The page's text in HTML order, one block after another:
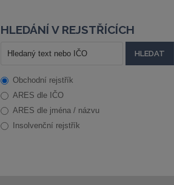
HLEDÁNÍ V REJSTŘÍCÍCH
Obchodní rejstřík
ARES dle IČO
ARES dle jména / názvu
Insolvenční rejstřík